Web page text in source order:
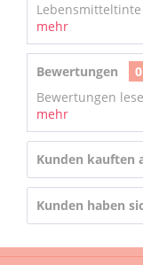
Lebensmitteltinte
mehr
Bewertungen
0
Bewertungen
mehr
Kunden kauften
Kunden haben